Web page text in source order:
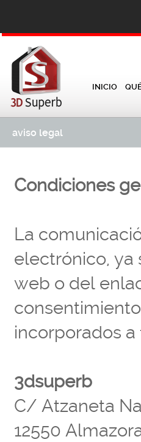
INICIO
aviso legal
Condiciones
La
electrónico, ya
web o del
incorporados
3dsuperb
C/ Atzaneta
12550